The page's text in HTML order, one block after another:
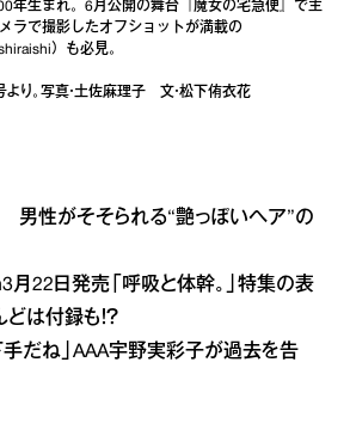
年生まれ。6月公開の舞台『魔女の宅急便』で主
ラで撮影したオフショットが満載の
）も必見。
より。写真・土佐麻理子 文・松下侑衣花
男性がそそられる“艶っぽいヘア”の
月22日発売「呼吸と体幹。」特集の表
は付録も！？
手だね」AAA宇野実彩子が過去を告